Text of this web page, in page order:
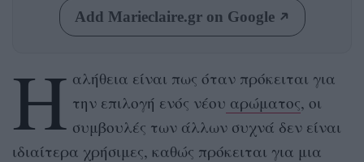
Add Marieclaire.gr on Google
Η αλήθεια είναι πως όταν πρόκειται για
την επιλογή ενός νέου αρώματος, οι
συμβουλές των άλλων συχνά δεν είναι
ιδιαίτερα χρήσιμες, καθώς πρόκειται για μια